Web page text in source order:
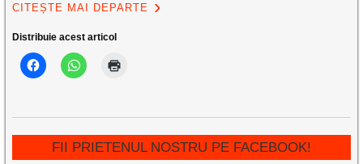
CITEȘTE MAI DEPARTE
Distribuie acest articol
FII PRIETENUL NOSTRU PE FACEBOOK!